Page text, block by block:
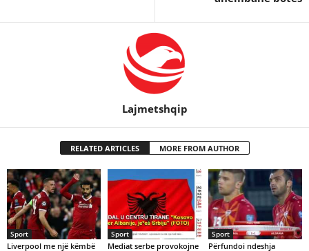
Lajmetshqip
RELATED ARTICLES MORE FROM AUTHOR
Sport
Liverpool me një këmbë
Sport
Mediat serbe provokojne
Sport
Përfundoi ndeshja